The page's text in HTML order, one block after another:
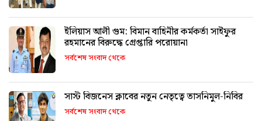
ইলিয়াস আলী গুম: বিমান বাহিনীর কর্মকর্তা সাইফুর
রহমানের বিরুদ্ধে গ্রেপ্তারি পরোয়ানা
সর্বশেষ সংবাদ থেকে
সাস্ট বিজনেস ক্লাবের নতুন নেতৃত্বে তাসনিমুল-নিবির
সর্বশেষ সংবাদ থেকে